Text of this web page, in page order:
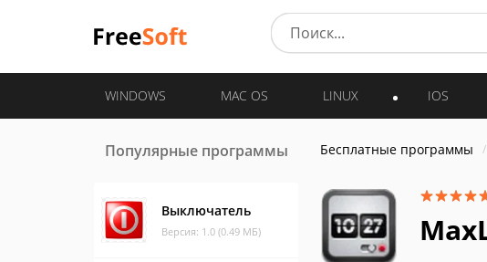
WINDOWS MAC OS LINUX IOS
Популярные программы
Выключатель
Версия: 1.0 (0.49 МБ)
Бесплатные программы